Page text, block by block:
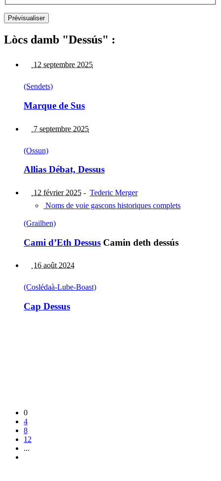
Lòcs damb "Dessús" :
12 septembre 2025
(Sendets)
Marque de Sus
7 septembre 2025
(Ossun)
Allias Débat, Dessus
12 février 2025 - Tederic Merger
Noms de voie gascons historiques complets
(Grailhen)
Cami d’Eth Dessus Camin deth dessús
16 août 2024
(Coslédaà-Lube-Boast)
Cap Dessus
0
4
8
12
...